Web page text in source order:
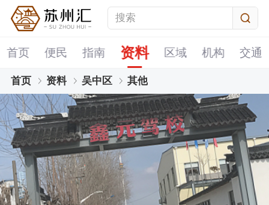
首页 便民 指南 资料 区域 机构 交通
首页 资料 吴中区 其他